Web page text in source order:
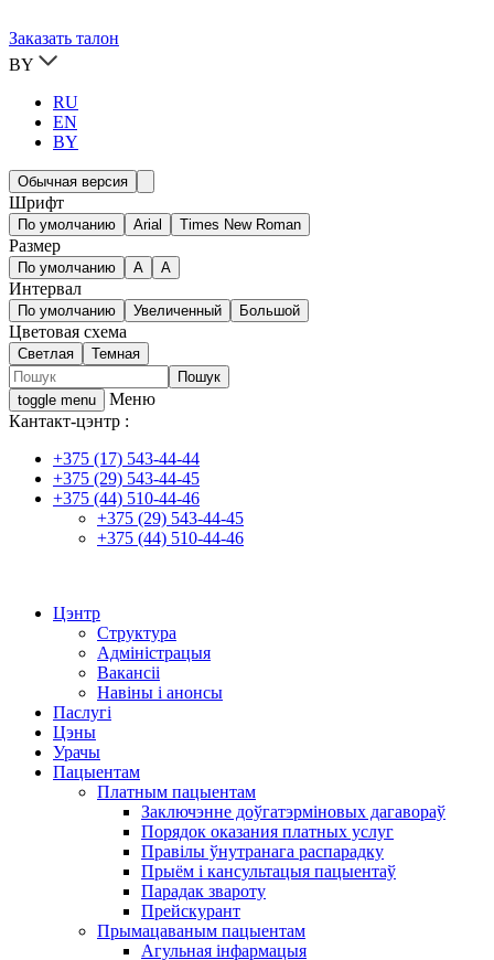
Заказать талон
BY
RU
EN
BY
Обычная версия
Шрифт
По умолчанию Arial Times New Roman
Размер
По умолчанию A A
Интервал
По умолчанию Увеличенный Большой
Цветовая схема
Светлая Темная
toggle menu
Меню
Кантакт-цэнтр :
+375 (17) 543-44-44
+375 (29) 543-44-45
+375 (44) 510-44-46
+375 (29) 543-44-45
+375 (44) 510-44-46
Цэнтр
Структура
Адміністрацыя
Вакансіі
Навіны і анонсы
Паслугі
Цэны
Урачы
Пацыентам
Платным пацыентам
Заключэнне доўгатэрміновых дагавораў
Порядок оказания платных услуг
Правілы ўнутранага распарадку
Прыём і кансультацыя пацыентаў
Парадак звароту
Прейскурант
Прымацаваным пацыентам
Агульная інфармацыя